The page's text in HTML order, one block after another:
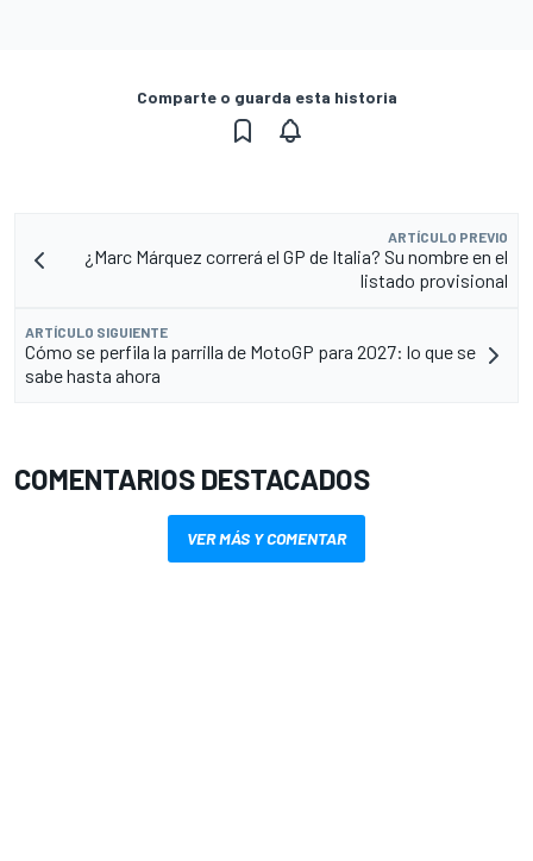
Comparte o guarda esta historia
ARTÍCULO PREVIO
¿Marc Márquez correrá el GP de Italia? Su nombre en el
listado provisional
ARTÍCULO SIGUIENTE
Cómo se perfila la parrilla de MotoGP para 2027: lo que se
sabe hasta ahora
COMENTARIOS DESTACADOS
VER MÁS Y COMENTAR